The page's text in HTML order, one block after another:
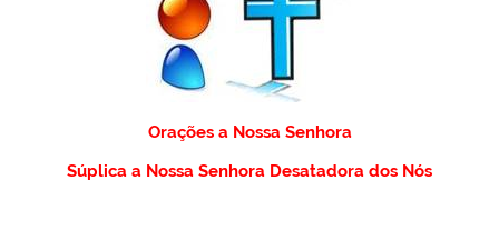
Orações a Nossa Senhora
Súplica a Nossa Senhora Desatadora dos Nós